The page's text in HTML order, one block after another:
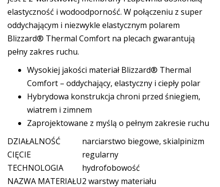
elastyczność i wodoodporność. W połączeniu z super
oddychającym i niezwykle elastycznym polarem
Blizzard® Thermal Comfort na plecach gwarantują
pełny zakres ruchu.
Wysokiej jakości materiał Blizzard® Thermal
Comfort – oddychający, elastyczny i ciepły polar
Hybrydowa konstrukcja chroni przed śniegiem,
wiatrem i zimnem
Zaprojektowane z myślą o pełnym zakresie ruchu
DZIAŁALNOŚĆ
narciarstwo biegowe, skialpinizm
CIĘCIE
regularny
TECHNOLOGIA
hydrofobowość
NAZWA MATERIAŁU2 warstwy materiału